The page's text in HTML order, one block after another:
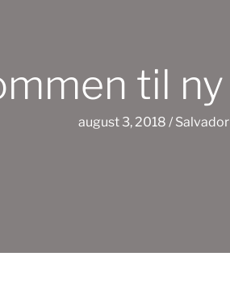
til
august 3, 2018 /